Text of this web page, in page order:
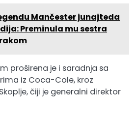
Mančester junajteda
Preminula mu sestra
proširena je i saradnja sa
iz Coca-Cole, kroz
čiji je generalni direktor